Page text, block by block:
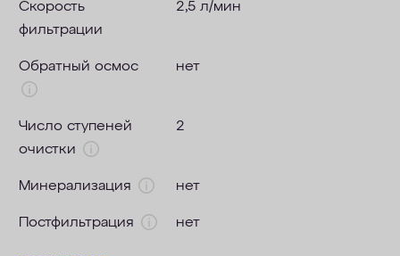
Скорость
фильтрации
2,5 л/мин
Обратный осмос нет
Число ступеней
очистки
2
Минерализация нет
Постфильтрация нет